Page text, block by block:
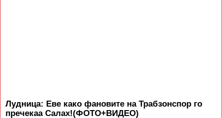
Лудница: Еве како фановите на Трабзонспор го
пречекаа Салах!(ФОТО+ВИДЕО)